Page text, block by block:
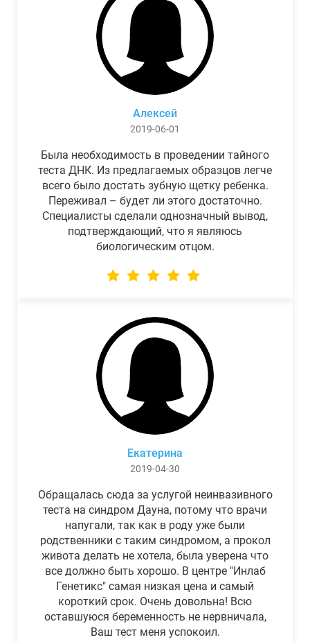
Алексей
2019-06-01
Была необходимость в проведении тайного
теста ДНК. Из предлагаемых образцов легче
всего было достать зубную щетку ребенка.
Переживал – будет ли этого достаточно.
Специалисты сделали однозначный вывод,
подтверждающий, что я являюсь
биологическим отцом.
Екатерина
2019-04-30
Обращалась сюда за услугой неинвазивного
теста на синдром Дауна, потому что врачи
напугали, так как в роду уже были
родственники с таким синдромом, а прокол
живота делать не хотела, была уверена что
все должно быть хорошо. В центре "Инлаб
Генетикс" самая низкая цена и самый
короткий срок. Очень довольна! Всю
оставшуюся беременность не нервничала,
Ваш тест меня успокоил.